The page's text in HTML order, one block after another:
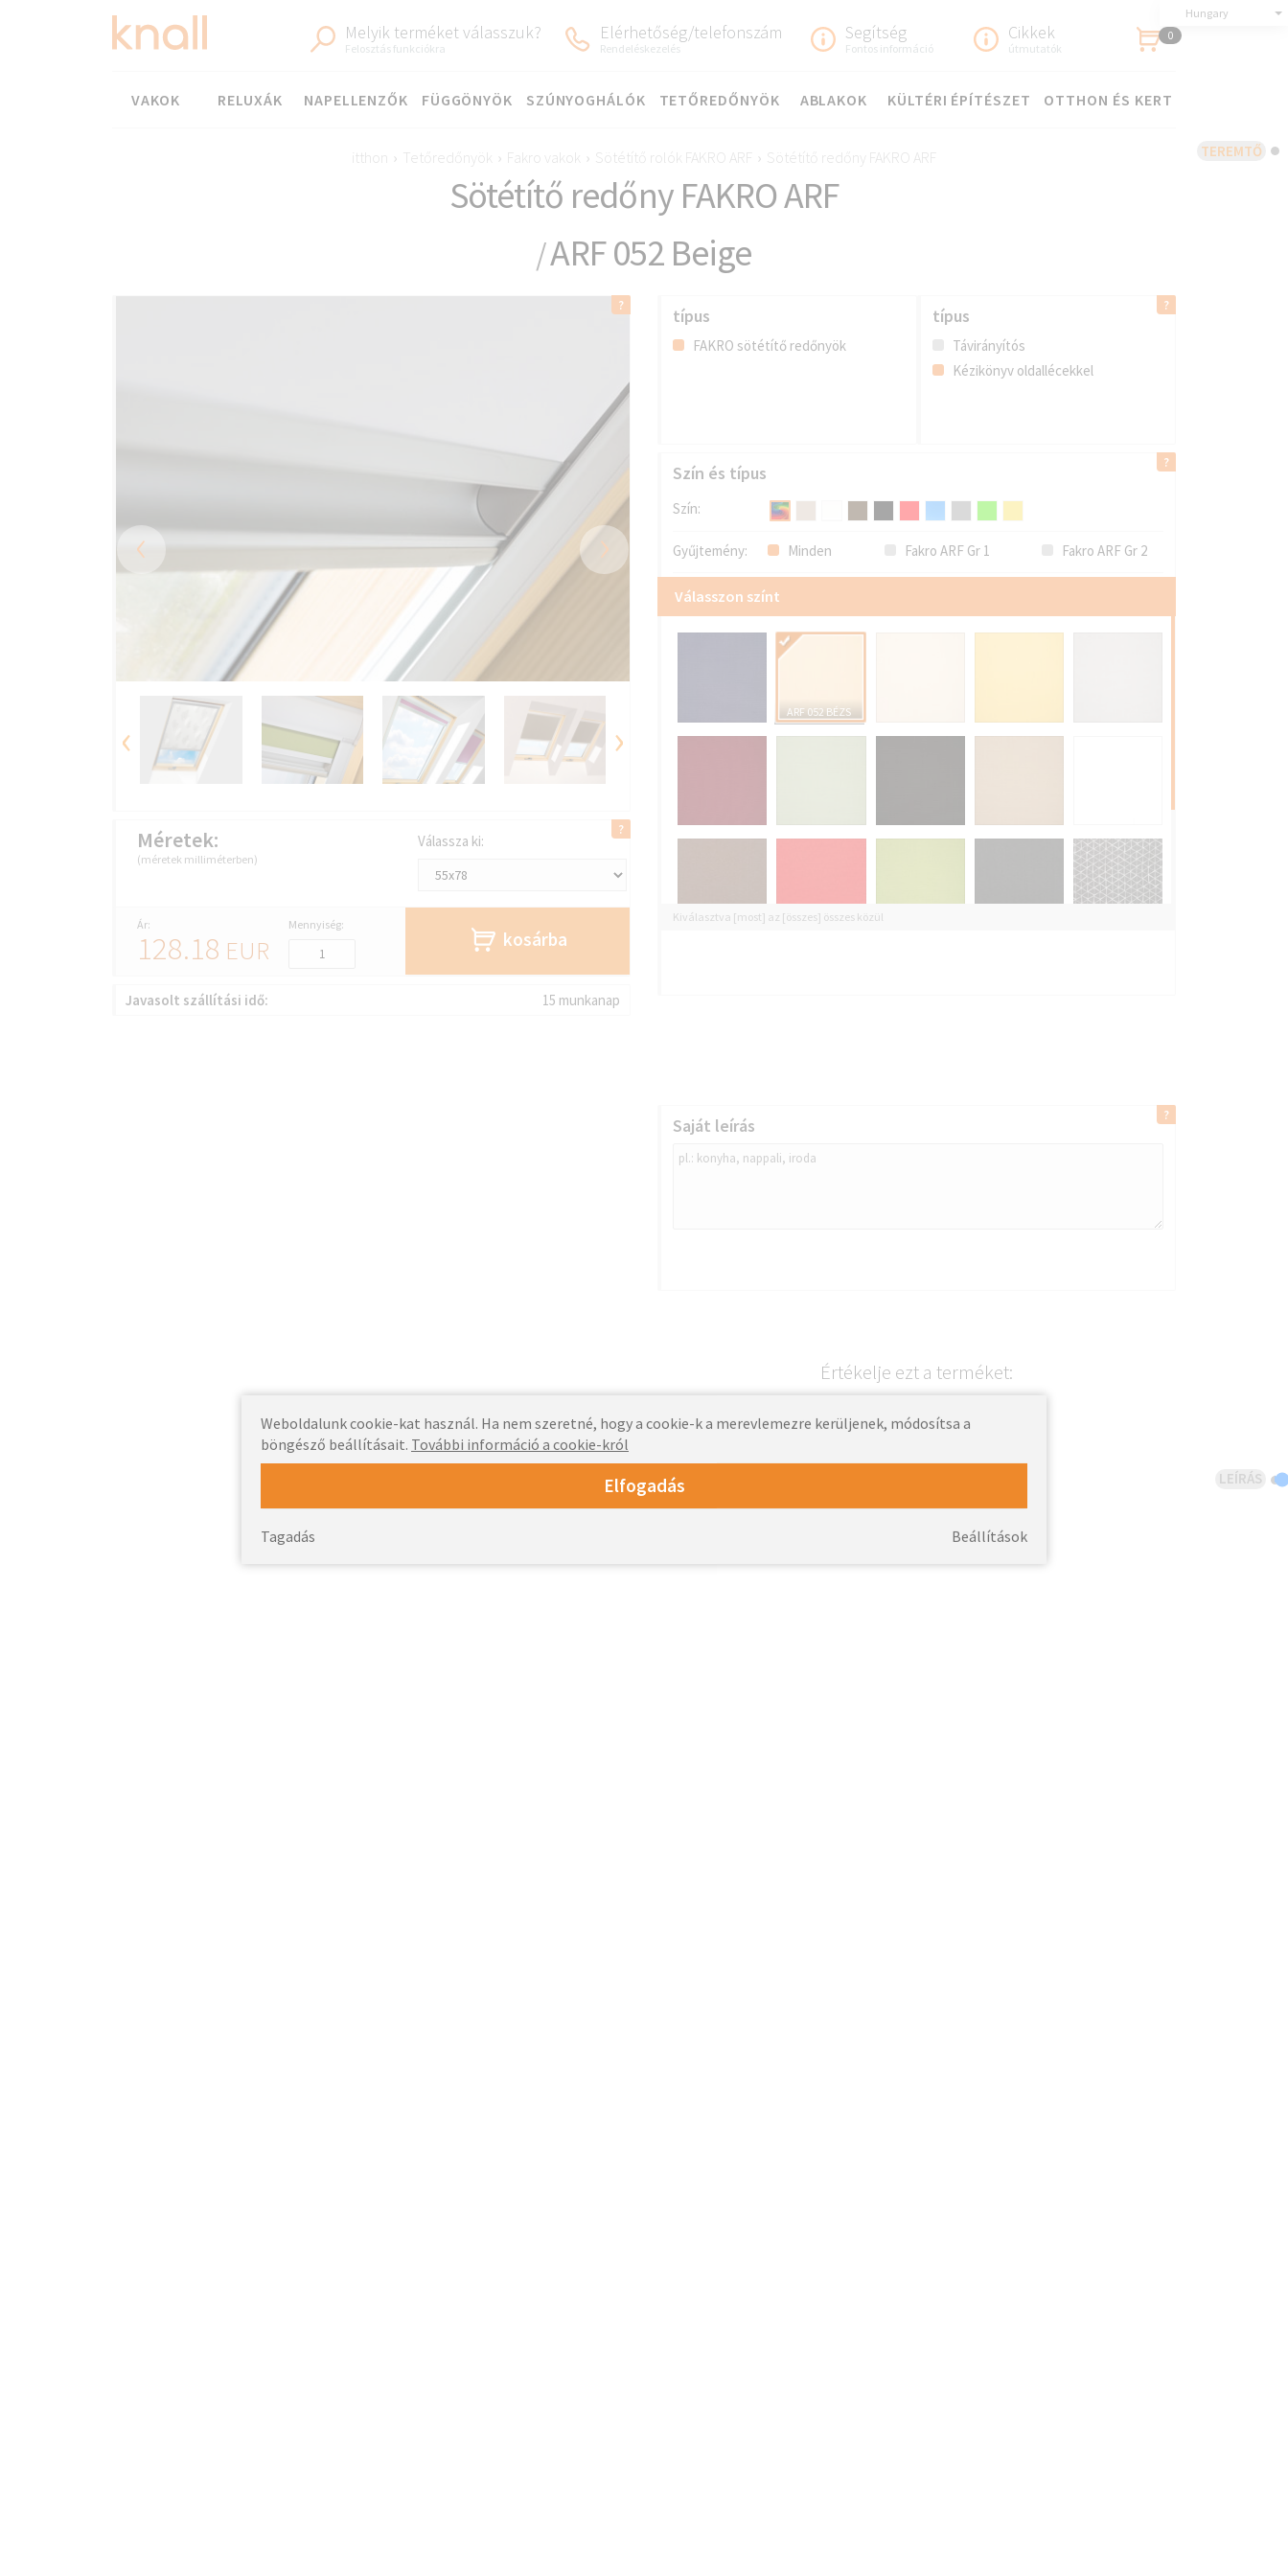
TEREMTŐ
LEÍRÁS
Hungary
Melyik terméket válasszuk?
Felosztás funkciókra
Elérhetőség/telefonszám
Rendeléskezelés
Segítség
Fontos információ
Cikkek
útmutatók
0
Menü
VAKOK RELUXÁK NAPELLENZŐK FÜGGÖNYÖK SZÚNYOGHÁLÓK TETŐREDŐNYÖK ABLAKOK KÜLTÉRI ÉPÍTÉSZET OTTHON ÉS KERT
itthon › Tetőredőnyök › Fakro vakok › Sötétítő rolók FAKRO ARF › Sötétítő redőny FAKRO ARF
Sötétítő redőny FAKRO ARF
/ARF 052 Beige
‹ ›
‹ ›
Méretek:
(méretek milliméterben)
Válassza ki:
Ár:
128.18 EUR
Mennyiség:
kosárba
Javasolt szállítási idő: 15 munkanap
típus
FAKRO sötétítő redőnyök
típus
Távirányítós
Kézikönyv oldallécekkel
Szín és típus
Szín:
Gyűjtemény: Minden Fakro ARF Gr 1 Fakro ARF Gr 2
Válasszon színt
ARF 052 BÉZS
Kiválasztva [most] az [összes] összes közül
Saját leírás
Értékelje ezt a terméket:
Weboldalunk cookie-kat használ. Ha nem szeretné, hogy a cookie-k a merevlemezre kerüljenek, módosítsa a
böngésző beállításait. További információ a cookie-król
Elfogadás
Beállítások
Tagadás